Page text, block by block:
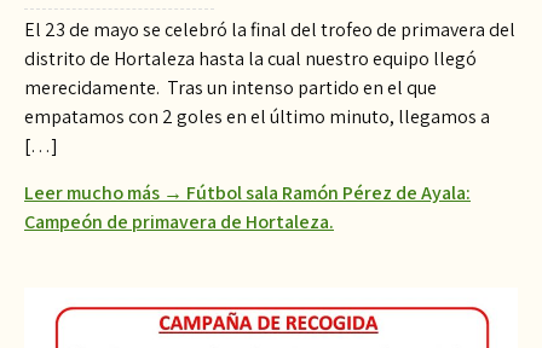
El 23 de mayo se celebró la final del trofeo de primavera del
distrito de Hortaleza hasta la cual nuestro equipo llegó
merecidamente. Tras un intenso partido en el que
empatamos con 2 goles en el último minuto, llegamos a
[…]
Leer mucho más → Fútbol sala Ramón Pérez de Ayala:
Campeón de primavera de Hortaleza.